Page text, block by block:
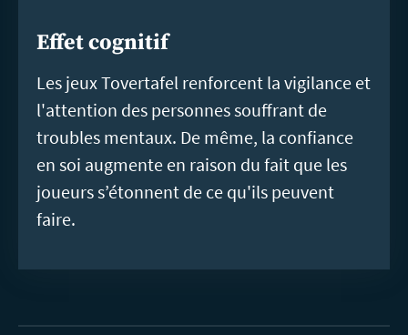
Effet cognitif
Les jeux Tovertafel renforcent la vigilance et
l'attention des personnes souffrant de
troubles mentaux. De même, la confiance
en soi augmente en raison du fait que les
joueurs s’étonnent de ce qu'ils peuvent
faire.